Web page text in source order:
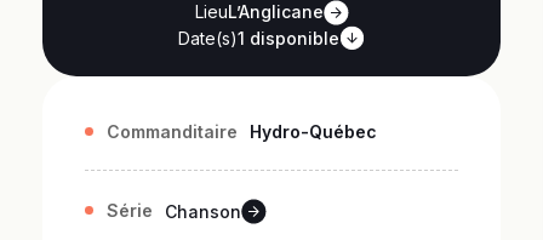
LieuL’Anglicane
Date(s)1 disponible
Commanditaire Hydro-Québec
Série Chanson